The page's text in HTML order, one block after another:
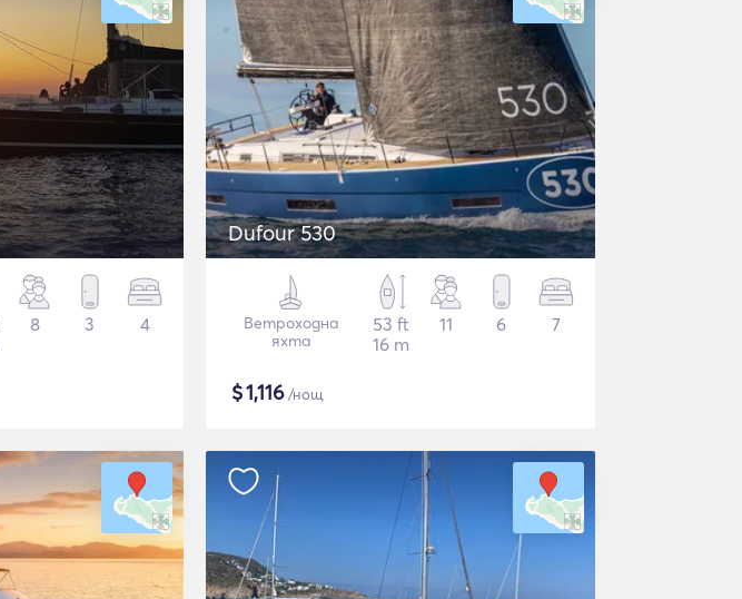
8 3 4
Dufour 530
Ветроходна
яхта
53 ft
16 m
11 6 7
$1,116/нощ